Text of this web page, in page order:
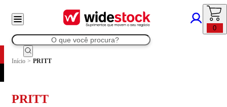
0
Início > PRITT
PRITT